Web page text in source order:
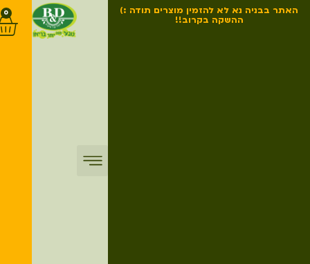
האתר בבניה נא לא להזמין מוצרים תודה :)
ההשקה בקרוב!!
0